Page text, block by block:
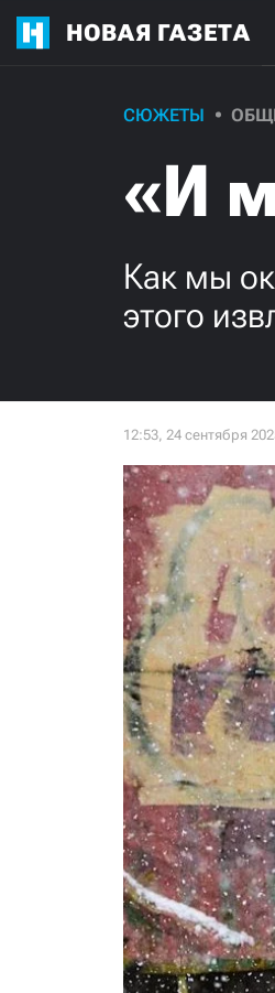
НОВАЯ ГАЗЕТА
СЮЖЕТЫ
«И
Как мы
этого